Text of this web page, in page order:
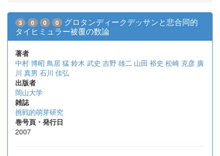
3 0 0 0
グロタンディークデッサンと悲合同的
タイヒミュラー被覆の数論
著者
中村 博昭 鳥居 猛 鈴木 武史 吉野 雄二 山田 裕史 松崎 克彦 廣
川 真男 石川 佳弘
出版者
岡山大学
雑誌
挑戦的萌芽研究
巻号頁・発行日
2007